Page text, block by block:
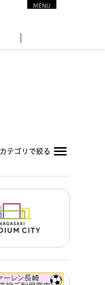
MENU
カテゴリで絞る